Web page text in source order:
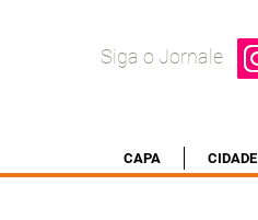
Siga o Jornale
CAPA CIDADE